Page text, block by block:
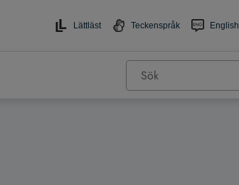
Lättläst Teckenspråk English